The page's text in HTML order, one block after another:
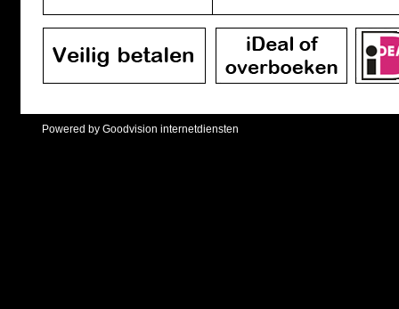
Powered by Goodvision internetdiensten